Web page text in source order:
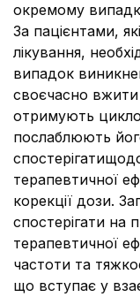
окремому
За пацієнтами,
лікування,
випадок
своєчасно вжити
отримують
послаблюють
терапевтичної
корекції дози.
спостерігати на
терапевтичної
частоти та
що вступає у